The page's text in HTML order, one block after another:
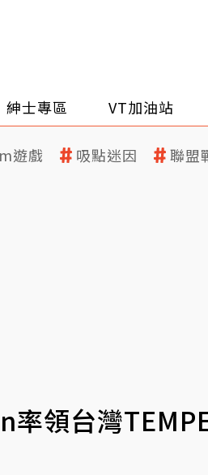
紳士專區 VT加油站
遊戲 吸點迷因 聯盟
率領台灣